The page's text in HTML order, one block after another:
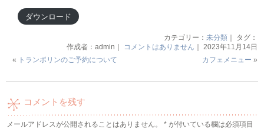
ダウンロード
カテゴリー： 未分類｜ タグ：
作成者：admin｜
コメントはありません ｜ 2023年11月14日
« トランポリンのご予約について カフェメニュー »
コメントを残す
メールアドレスが公開されることはありません。 * が付いている欄は必須項目